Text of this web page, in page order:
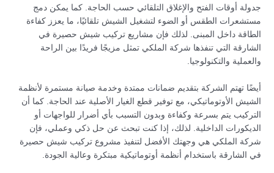
جدولة أوقات الفتح والإغلاق التلقائي حسب الحاجة. كما يمكن دمج
مستشعرات الطقس أو الضوء لتشغيل الشيش تلقائيًا، ما يعزز كفاءة
الطاقة داخل المبنى. لذلك فإن مشاريع تركيب شيش حصيرة في
الشارقة التي تنفذها شركة الملكي تمثل مزيجًا فريدًا بين الراحة
والعملية والتكنولوجيا.
أيضًا تهتم الشركة بتقديم ضمانات ممتدة وخدمة صيانة مستمرة لأنظمة
الشيش الأوتوماتيكي، مع توفير قطع الغيار الأصلية عند الحاجة. كما أن
التركيب يتم بسرعة وكفاءة وبدون التسبب بأي أضرار للواجهات أو
الديكورات الداخلية. لذلك، إذا كنت تبحث عن حل ذكي وعملي، فإن
شركة الملكي هي وجهتك الأفضل لتنفيذ مشروع تركيب شيش حصيرة
في الشارقة باستخدام أنظمة أوتوماتيكية مبتكرة وعالية الجودة.